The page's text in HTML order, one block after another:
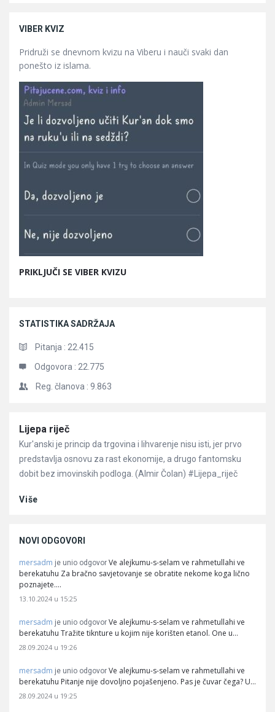
VIBER KVIZ
Pridruži se dnevnom kvizu na Viberu i nauči svaki dan
ponešto iz islama.
PRIKLJUČI SE VIBER KVIZU
STATISTIKA SADRŽAJA
Pitanja : 22.415
Odgovora : 22.775
Reg. članova : 9.863
Članci
Lijepa riječ
Kur'anski je princip da trgovina i lihvarenje nisu isti, jer prvo
predstavlja osnovu za rast ekonomije, a drugo fantomsku
dobit bez imovinskih podloga. (Almir Čolan) #Lijepa_riječ
Više
NOVI ODGOVORI
mersadm je unio odgovor Ve alejkumu-s-selam ve rahmetullahi ve
berekatuhu Za bračno savjetovanje se obratite nekome koga lično
poznajete.…
13.10.2024 u 15:25
mersadm je unio odgovor Ve alejkumu-s-selam ve rahmetullahi ve
berekatuhu Tražite tiknture u kojim nije korišten etanol. One u…
28.09.2024 u 19:26
mersadm je unio odgovor Ve alejkumu-s-selam ve rahmetullahi ve
berekatuhu Pitanje nije dovoljno pojašenjeno. Pas je čuvar čega? U…
28.09.2024 u 19:25